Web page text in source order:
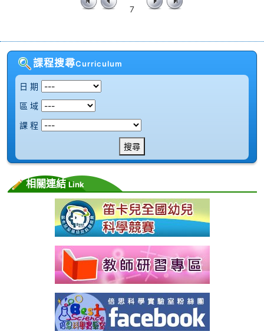
7
課程搜尋Curriculum
日 期
區 域
課 程
搜尋
相關連結Link